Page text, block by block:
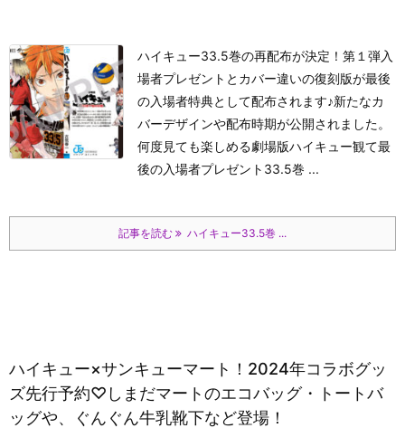
ハイキュー33.5巻の再配布が決定！第１弾入
場者プレゼントとカバー違いの復刻版が最後
の入場者特典として配布されます♪新たなカ
バーデザインや配布時期が公開されました。
何度見ても楽しめる劇場版ハイキュー観て最
後の入場者プレゼント33.5巻 ...
記事を読む ハイキュー33.5巻 ...
ハイキュー×サンキューマート！2024年コラボグッ
ズ先行予約♡しまだマートのエコバッグ・トートバ
ッグや、ぐんぐん牛乳靴下など登場！